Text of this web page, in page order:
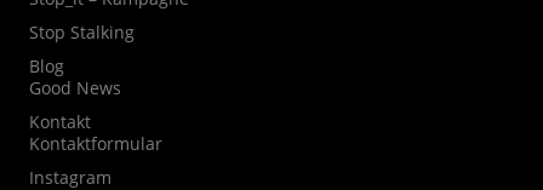
Stop Stalking
Blog
Good News
Kontakt
Kontaktformular
Instagram